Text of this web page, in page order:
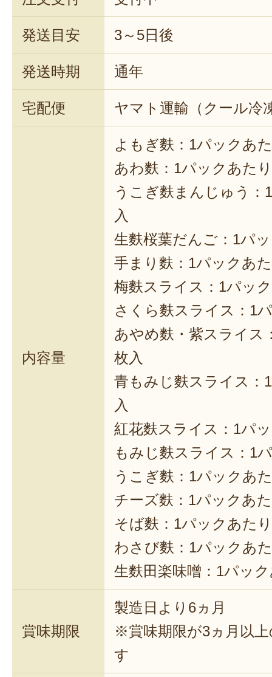
発送目安 3～5日後
発送時期 通年
宅配便 ヤマト運輸（クール冷
内容量
よもぎ麩：1パックあ
あわ麩：1パックあた
うこぎ麩まんじゅう：
入
生麩桜葉だんご：1パ
手まり麩：1パックあ
梅麩スライス：1パッ
さくら麩スライス：1
あやめ麩・紫スライス
枚入
青もみじ麩スライス：
入
紅花麩スライス：1パ
もみじ麩スライス：1
うこぎ麩：1パックあ
チーズ麩：1パックあ
そば麩：1パックあた
わさび麩：1パックあ
生麩田楽味噌：1パッ
賞味期限
製造日より6ヵ月
※賞味期限が3ヵ月以
す